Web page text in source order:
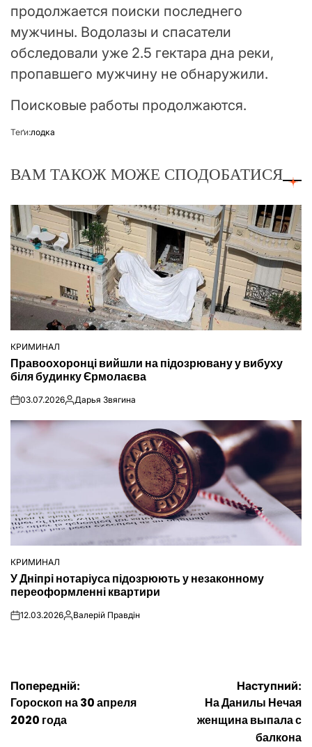
продолжается поиски последнего
мужчины. Водолазы и спасатели
обследовали уже 2.5 гектара дна реки,
пропавшего мужчину не обнаружили.
Поисковые работы продолжаются.
Теґи:лодка
ВАМ ТАКОЖ МОЖЕ СПОДОБАТИСЯ
ОПУБЛІКУВАТИ
КРИМИНАЛ
Правоохоронці вийшли на підозрювану у вибуху
біля будинку Єрмолаєва
on03.07.2026Опубліковано
Дарья Звягина
ОПУБЛІКУВАТИ
У
КРИМИНАЛ
У Дніпрі нотаріуса підозрюють у незаконному
переоформленні квартири
on12.03.2026Опубліковано
Валерій Правдін
Навігація
записів
Попередній:
Гороскоп на 30 апреля
2020 года
Наступний:
На Данилы Нечая
женщина выпала с
балкона